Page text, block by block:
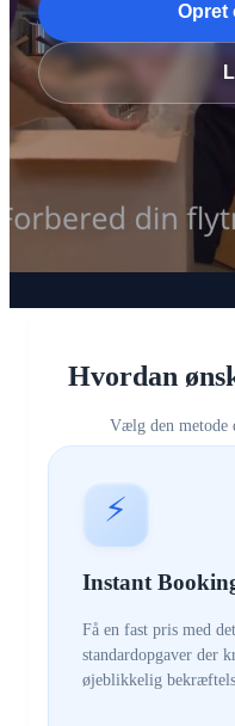
Opret
Hvordan
Vælg den metode
⚡
Instant
Få en fast pris med
standardopgaver der
øjeblikkelig